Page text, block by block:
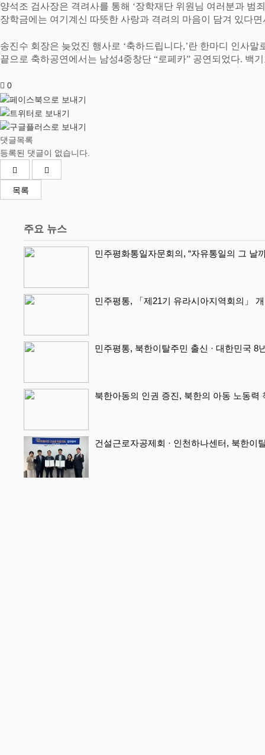
양석조 검사장은 격려사를 통해 ‘장학재단 위원님 여러분과 범
장학금에는 여기계신 따뜻한 사랑과 격려의 마음이 담겨 있다
송진수 회장은 늦었진 행사로 ‘축하드립니다,’란 한마디 인사말
끝으로 축하공연에서는 남성4중창단 “로페카” 공연되었다. 백
0
댓글목록
등록된 댓글이 없습니다.
목록
주요 뉴스
민주평화통일자문회의, “자유통일의 그 날
민주평통, 「제21기 유라시아지역회의」
민주평통, 북한이탈주민 출신 · 대한민국 8
북한아동의 인권 증진, 북한의 아동 노동력
건설근로자공제회 · 인천하나센터, 북한이